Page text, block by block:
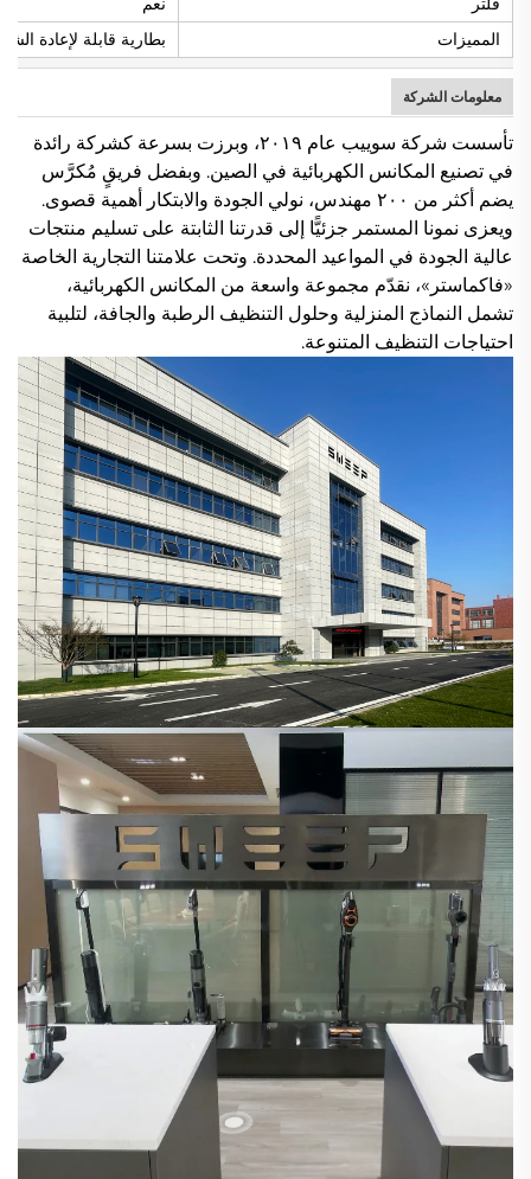
المميزات
بطارية قابلة لإعادة
معلومات الشركة
تأسست شركة سوييب عام ٢٠١٩، وبرزت بسرعة كشركة رائدة
في تصنيع المكانس الكهربائية في الصين. وبفضل فريقٍ مُكرَّس
يضم أكثر من ٢٠٠ مهندس، نولي الجودة والابتكار أهمية قصوى.
ويعزى نمونا المستمر جزئيًّا إلى قدرتنا الثابتة على تسليم منتجات
عالية الجودة في المواعيد المحددة. وتحت علامتنا التجارية الخاصة
«فاكماستر»، نقدّم مجموعة واسعة من المكانس الكهربائية،
تشمل النماذج المنزلية وحلول التنظيف الرطبة والجافة، لتلبية
احتياجات التنظيف المتنوعة.